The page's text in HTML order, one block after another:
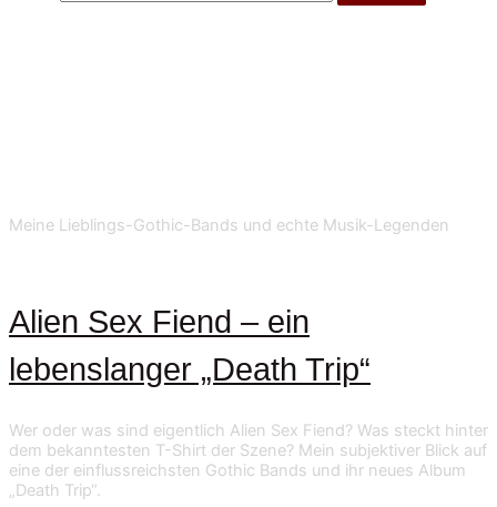
Meine Lieblings-Gothic-Bands und echte Musik-Legenden
Alien Sex Fiend – ein
lebenslanger „Death Trip“
Wer oder was sind eigentlich Alien Sex Fiend? Was steckt hinter
dem bekanntesten T-Shirt der Szene? Mein subjektiver Blick auf
eine der einflussreichsten Gothic Bands und ihr neues Album
„Death Trip“.